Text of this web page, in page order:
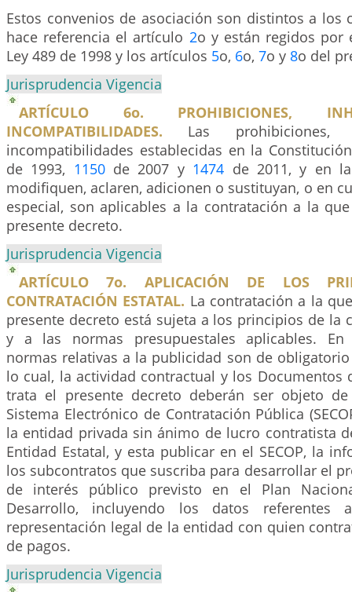
Estos convenios de asociación son distintos a los
hace referencia el artículo 2o y están regidos
Ley 489 de 1998 y los artículos 5o, 6o, 7o y 8o del
Jurisprudencia Vigencia
ARTÍCULO 6o. PROHIBICIONES,
INCOMPATIBILIDADES. Las prohibiciones,
incompatibilidades establecidas en la
de 1993, 1150de 2007 y 1474 de 2011, y en
modifiquen, aclaren, adicionen o sustituyan, o en
especial, son aplicables a la contratación a la
presente decreto.
Jurisprudencia Vigencia
ARTÍCULO 7o. APLICACIÓN DE LOS
CONTRATACIÓN ESTATAL. La contratación a la
presente decreto está sujeta a los principios de la
y a las normas presupuestales aplicables. En
normas relativas a la publicidad son de
lo cual, la actividad contractual y los Documentos
trata el presente decreto deberán ser objeto
Sistema Electrónico de Contratación Pública
la entidad privada sin ánimo de lucro contratista
Entidad Estatal, y esta publicar en el SECOP, la
los subcontratos que suscriba para desarrollar el
de interés público previsto en el Plan
Desarrollo, incluyendo los datos referentes
representación legal de la entidad con quien
de pagos.
Jurisprudencia Vigencia